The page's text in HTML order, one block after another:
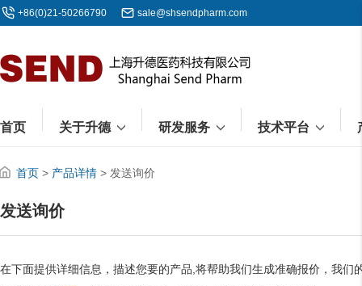
+86(0)21-50266790 sale@shsendpharm.com
首页 关于升德 研发服务 技术平台
首页 > 产品详情 > 发送询价
发送询价
在下面提供详细信息，描述您要的产品,将帮助我们生成准确报价，我们